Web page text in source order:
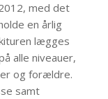
med det
en årlig
lægges
alle niveauer,
og forældre.
samt